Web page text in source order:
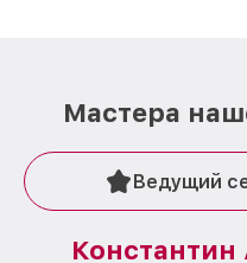
Мастера
Ведущий
Константин